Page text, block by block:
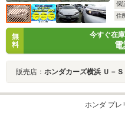
保
住
無
料
今すぐ在
販売店： ホンダカーズ横浜 Ｕ－
ホンダ プレ